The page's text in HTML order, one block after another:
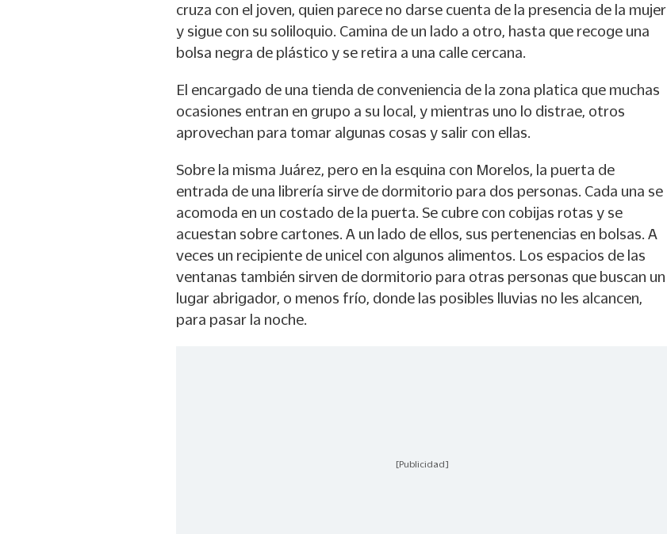
cruza con el joven, quien parece no darse cuenta de la presencia de la mujer
y sigue con su soliloquio. Camina de un lado a otro, hasta que recoge una
bolsa negra de plástico y se retira a una calle cercana.
El encargado de una tienda de conveniencia de la zona platica que muchas
ocasiones entran en grupo a su local, y mientras uno lo distrae, otros
aprovechan para tomar algunas cosas y salir con ellas.
Sobre la misma Juárez, pero en la esquina con Morelos, la puerta de
entrada de una librería sirve de dormitorio para dos personas. Cada una se
acomoda en un costado de la puerta. Se cubre con cobijas rotas y se
acuestan sobre cartones. A un lado de ellos, sus pertenencias en bolsas. A
veces un recipiente de unicel con algunos alimentos. Los espacios de las
ventanas también sirven de dormitorio para otras personas que buscan un
lugar abrigador, o menos frío, donde las posibles lluvias no les alcancen,
para pasar la noche.
[Publicidad]